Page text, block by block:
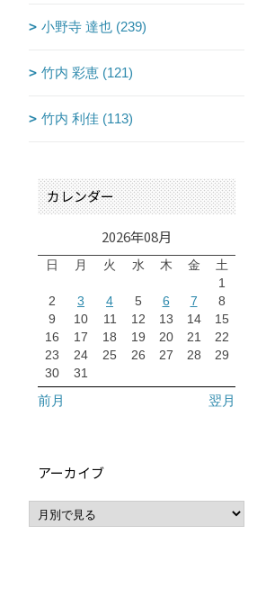
小野寺 達也 (239)
竹内 彩恵 (121)
竹内 利佳 (113)
カレンダー
2026年08月
日 月 火 水 木 金
土
1
2
3 4 5 6 7
8
9
10 11 12 13 14
15
16
17 18 19 20 21
22
23
24 25 26 27 28
29
30
31
前月 翌月
アーカイブ